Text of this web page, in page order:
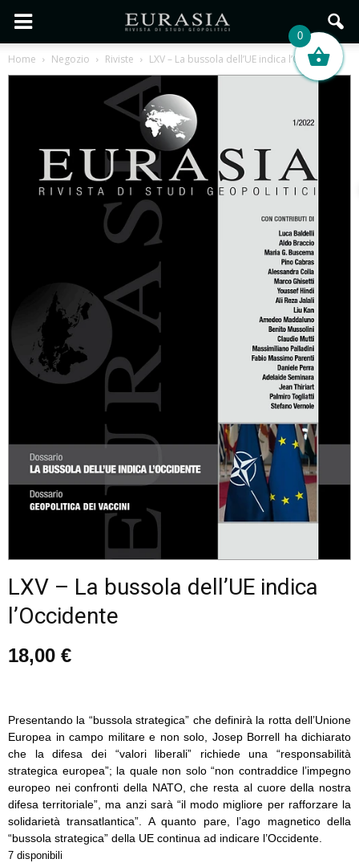
Home Negozio Riviste LXV – La bussola dell’UE indica l’Occidente
LXV – La bussola dell’UE indica
l’Occidente
18,00 €
Presentando la “bussola strategica” che definirà la rotta dell’Unione
Europea in campo militare e non solo, Josep Borrell ha dichiarato
che la difesa dei “valori liberali” richiede una “responsabilità
strategica europea”; la quale non solo “non contraddice l’impegno
europeo nei confronti della NATO, che resta al cuore della nostra
difesa territoriale”, ma anzi sarà “il modo migliore per rafforzare la
solidarietà transatlantica”. A quanto pare, l’ago magnetico della
“bussola strategica” della UE continua ad indicare l’Occidente.
7 disponibili
0